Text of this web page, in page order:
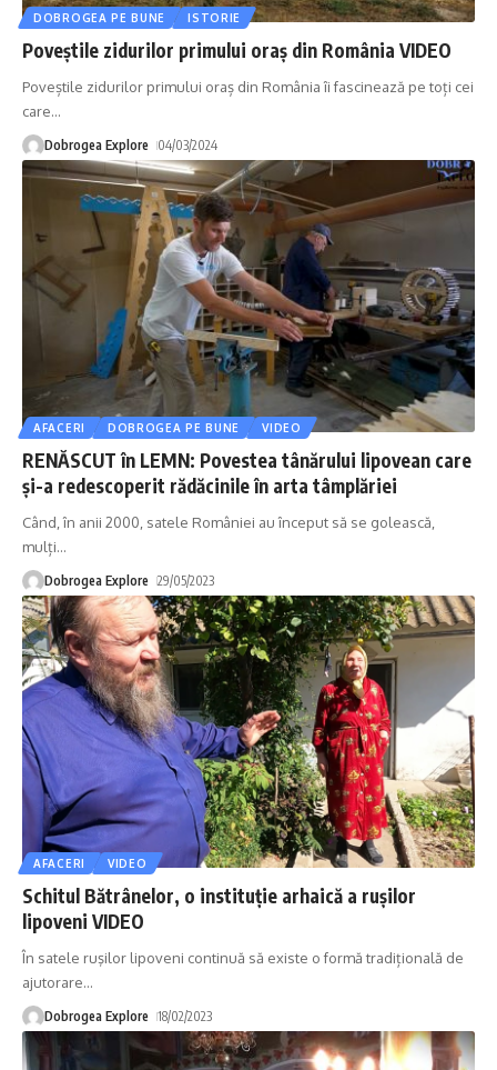
DOBROGEA PE BUNE ISTORIE
Poveștile zidurilor primului oraș din România VIDEO
Poveștile zidurilor primului oraș din România îi fascinează pe toți cei
care…
Dobrogea Explore 04/03/2024
AFACERI DOBROGEA PE BUNE VIDEO
RENĂSCUT în LEMN: Povestea tânărului lipovean care
și-a redescoperit rădăcinile în arta tâmplăriei
Când, în anii 2000, satele României au început să se golească,
mulți…
Dobrogea Explore 29/05/2023
AFACERI VIDEO
Schitul Bătrânelor, o instituție arhaică a ruşilor
lipoveni VIDEO
În satele ruşilor lipoveni continuă să existe o formă tradițională de
ajutorare…
Dobrogea Explore 18/02/2023